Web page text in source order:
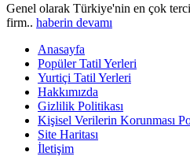
Genel olarak Türkiye'nin en çok
firm.. haberin devamı
Anasayfa
Popüler Tatil Yerleri
Yurtiçi Tatil Yerleri
Hakkımızda
Gizlilik Politikası
Kişisel Verilerin Korunması
Site Haritası
İletişim